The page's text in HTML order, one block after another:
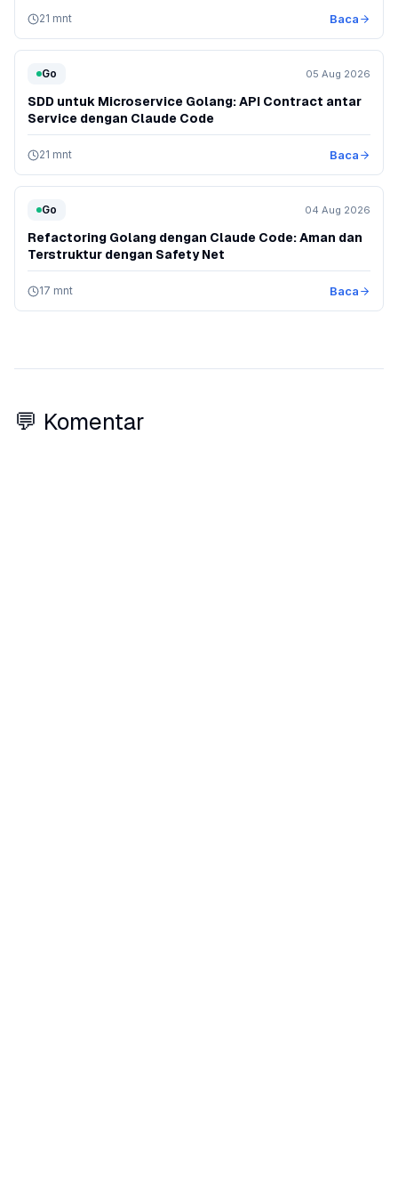
21 mnt Baca
Go 05 Aug 2026
SDD untuk Microservice Golang: API Contract antar
Service dengan Claude Code
21 mnt Baca
Go 04 Aug 2026
Refactoring Golang dengan Claude Code: Aman dan
Terstruktur dengan Safety Net
17 mnt Baca
💬 Komentar